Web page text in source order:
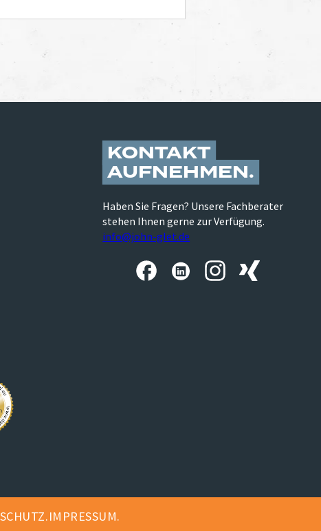
KONTAKT
AUFNEHMEN
Haben Sie Fragen? Unsere Fachberater
stehen Ihnen gerne zur Verfügung.
info@john-glet.de
IMPRESSUM